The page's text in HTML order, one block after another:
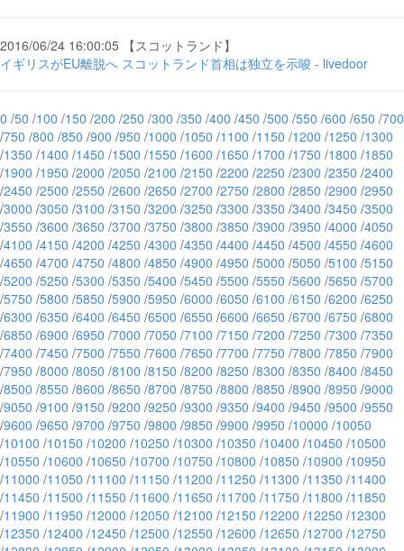
2016/06/24 16:00:05 【スコットランド】
イギリスがEU離脱へ スコットランド首相は独立を示唆 - livedoor
0 /50 /100 /150 /200 /250 /300 /350 /400 /450 /500 /550 /600 /650 /700
/750 /800 /850 /900 /950 /1000 /1050 /1100 /1150 /1200 /1250 /1300
/1350 /1400 /1450 /1500 /1550 /1600 /1650 /1700 /1750 /1800 /1850
/1900 /1950 /2000 /2050 /2100 /2150 /2200 /2250 /2300 /2350 /2400
/2450 /2500 /2550 /2600 /2650 /2700 /2750 /2800 /2850 /2900 /2950
/3000 /3050 /3100 /3150 /3200 /3250 /3300 /3350 /3400 /3450 /3500
/3550 /3600 /3650 /3700 /3750 /3800 /3850 /3900 /3950 /4000 /4050
/4100 /4150 /4200 /4250 /4300 /4350 /4400 /4450 /4500 /4550 /4600
/4650 /4700 /4750 /4800 /4850 /4900 /4950 /5000 /5050 /5100 /5150
/5200 /5250 /5300 /5350 /5400 /5450 /5500 /5550 /5600 /5650 /5700
/5750 /5800 /5850 /5900 /5950 /6000 /6050 /6100 /6150 /6200 /6250
/6300 /6350 /6400 /6450 /6500 /6550 /6600 /6650 /6700 /6750 /6800
/6850 /6900 /6950 /7000 /7050 /7100 /7150 /7200 /7250 /7300 /7350
/7400 /7450 /7500 /7550 /7600 /7650 /7700 /7750 /7800 /7850 /7900
/7950 /8000 /8050 /8100 /8150 /8200 /8250 /8300 /8350 /8400 /8450
/8500 /8550 /8600 /8650 /8700 /8750 /8800 /8850 /8900 /8950 /9000
/9050 /9100 /9150 /9200 /9250 /9300 /9350 /9400 /9450 /9500 /9550
/9600 /9650 /9700 /9750 /9800 /9850 /9900 /9950 /10000 /10050
/10100 /10150 /10200 /10250 /10300 /10350 /10400 /10450 /10500
/10550 /10600 /10650 /10700 /10750 /10800 /10850 /10900 /10950
/11000 /11050 /11100 /11150 /11200 /11250 /11300 /11350 /11400
/11450 /11500 /11550 /11600 /11650 /11700 /11750 /11800 /11850
/11900 /11950 /12000 /12050 /12100 /12150 /12200 /12250 /12300
/12350 /12400 /12450 /12500 /12550 /12600 /12650 /12700 /12750